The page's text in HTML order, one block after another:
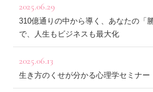
2025.06.29
310億通りの中から導く、あなたの「
で、人生もビジネスも最大化
2025.06.13
生き方のくせが分かる心理学セミナー